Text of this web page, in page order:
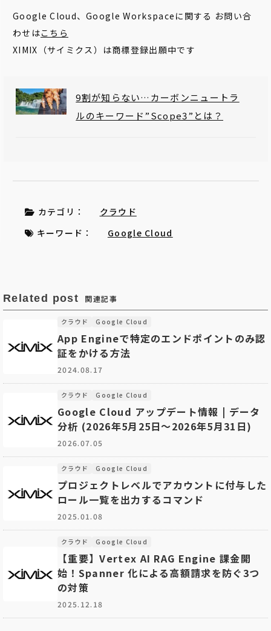
Google Cloud、Google Workspaceに関する お問い合
わせはこちら
XIMIX（サイミクス）は商標登録出願中です
9割が知らない…カーボンニュートラ
ルのキーワード”Scope3”とは？
カテゴリ：
クラウド
キーワード：
Google Cloud
Related post 関連記事
クラウド Google Cloud
App Engineで特定のエンドポイントのみ認
証をかける方法
2024.08.17
クラウド Google Cloud
Google Cloud アップデート情報 | データ
分析 (2026年5月25日〜2026年5月31日)
2026.07.05
クラウド Google Cloud
プロジェクトレベルでアカウントに付与した
ロール一覧を出力するコマンド
2025.01.08
クラウド Google Cloud
【重要】Vertex AI RAG Engine 課金開
始！Spanner 化による高額請求を防ぐ3つ
の対策
2025.12.18